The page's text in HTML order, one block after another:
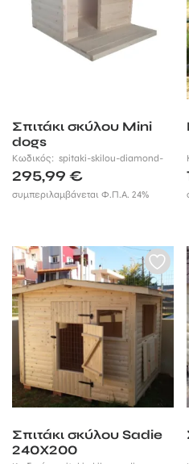
Σπιτάκι σκύλου Mini
dogs
Κωδικός: spitaki-skilou-diamond-
295,99 €
συμπεριλαμβάνεται Φ.Π.Α. 24%
Σπιτάκι σκύλου Sadie
240Χ200